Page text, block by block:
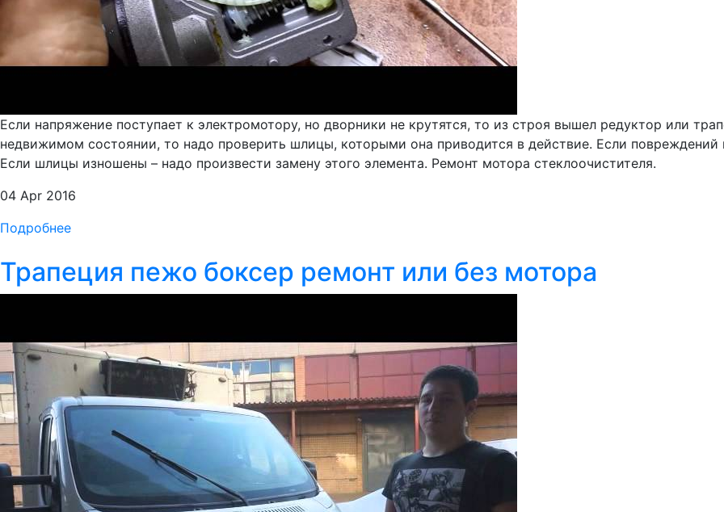
Если напряжение поступает к электромотору, но дворники не крутятся, то из строя вышел редуктор или
недвижимом состоянии, то надо проверить шлицы, которыми она приводится в действие. Если повреждений
Если шлицы изношены – надо произвести замену этого элемента. Ремонт мотора стеклоочистителя.
04 Apr 2016
Подробнее
Трапеция пежо боксер ремонт или без мотора